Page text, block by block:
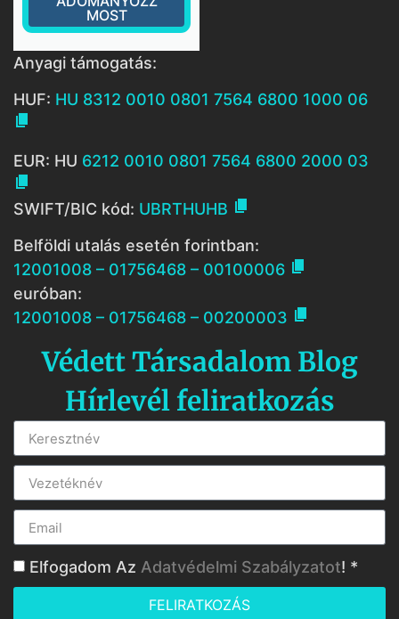
MOST
Anyagi támogatás:
HUF: HU 8312 0010 0801 7564 6800 1000 06

EUR: HU 6212 0010 0801 7564 6800 2000 03

SWIFT/BIC kód: UBRTHUHB 
Belföldi utalás esetén forintban:
12001008 – 01756468 – 00100006 
euróban:
12001008 – 01756468 – 00200003 
Védett Társadalom Blog
Hírlevél feliratkozás
Elfogadom Az Adatvédelmi Szabályzatot! *
FELIRATKOZÁS